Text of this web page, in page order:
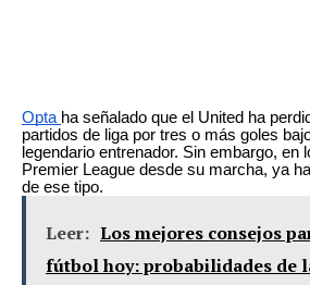
Opta ha señalado que el United ha
partidos de liga por tres o más goles
legendario entrenador. Sin embargo, en
Premier League desde su marcha, ya
de ese tipo.
Leer: Los mejores consejos
fútbol hoy: probabilidades de